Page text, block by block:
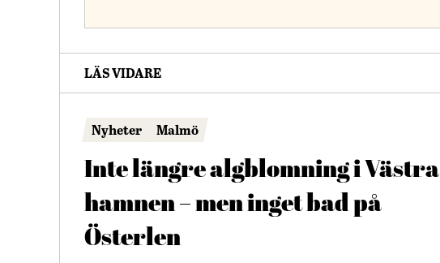
LÄS VIDARE
Nyheter Malmö
Inte längre algblomning i Västra
hamnen – men inget bad på
Österlen